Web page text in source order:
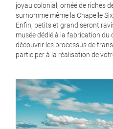
joyau colonial, ornéé de riches
surnomme même la Chapelle
Enfin, petits et grand seront
musée dédié à la fabrication du
découvrir les processus de
participer à la réalisation de